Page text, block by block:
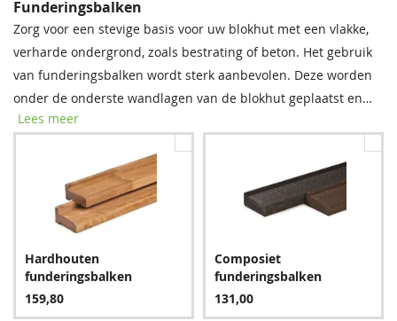
Onze spijkerset bevat zowel spijkers als asfaltnagels voor het
monteren van dakplanken en dakbedekking. Voor modellen
groter dan 5 × 5 m raden we aan twee sets aan te schaffen
voor optimale stabiliteit.
24,95
9,60
Tegen meerprijs kunt u bij dit product dakshingles bestellen.
Deze bitumen dakbedekking is uitermate geschikt voor het
waterdicht afwerken van uw (hellende) dak, om zo de
levensduur van uw tuinverblijf te verlengen.
127,80
Funderingsbalken
Zorg voor een stevige basis voor uw blokhut met een vlakke,
verharde ondergrond, zoals bestrating of beton. Het gebruik
van funderingsbalken wordt sterk aanbevolen. Deze worden
onder de onderste wandlagen van de blokhut geplaatst en
bieden essentiële bescherming tegen regenwater, vocht en
levensduur van uw blokhut aanzienlijk.
Lees meer
Hardhouten
funderingsbalken
159,80
Composiet
funderingsbalken
131,00